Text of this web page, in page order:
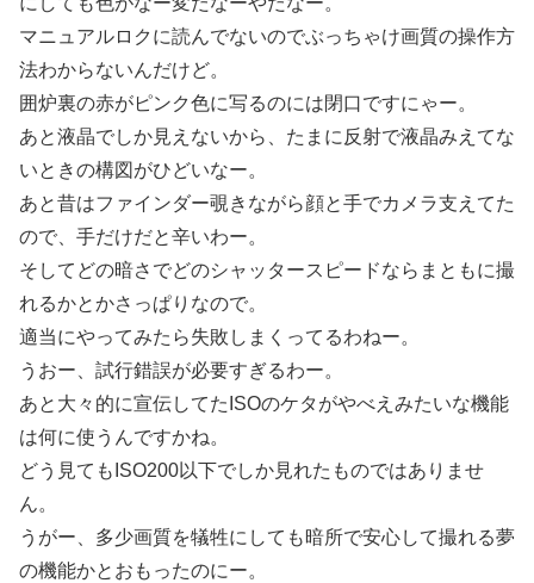
マニュアルロクに読んでないのでぶっちゃけ画質の操作方
法わからないんだけど。
囲炉裏の赤がピンク色に写るのには閉口ですにゃー。
あと液晶でしか見えないから、たまに反射で液晶みえてな
いときの構図がひどいなー。
あと昔はファインダー覗きながら顔と手でカメラ支えてた
ので、手だけだと辛いわー。
そしてどの暗さでどのシャッタースピードならまともに撮
れるかとかさっぱりなので。
適当にやってみたら失敗しまくってるわねー。
うおー、試行錯誤が必要すぎるわー。
あと大々的に宣伝してたISOのケタがやべえみたいな機能
は何に使うんですかね。
どう見てもISO200以下でしか見れたものではありませ
ん。
うがー、多少画質を犠牲にしても暗所で安心して撮れる夢
の機能かとおもったのにー。